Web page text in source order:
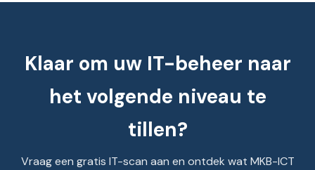
Klaar om uw IT-beheer naar
het volgende niveau te
tillen?
Vraag een gratis IT-scan aan en ontdek wat MKB-ICT